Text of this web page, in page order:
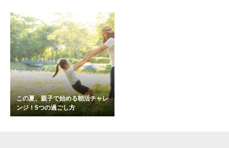
この夏、親子で始める朝活チャレ
ンジ！5つの過ごし方